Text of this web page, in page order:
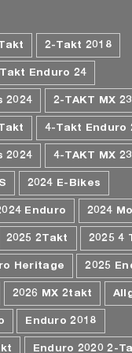
2-Takt 2018
Enduro 24
2024 2-TAKT MX 23
4-Takt Enduro
2024 4-TAKT MX 23
2024 E-Bikes
Enduro 2024
2025 2Takt 2025 4
Heritage 2025
2026 MX 2takt
Enduro 2018
Enduro 2020 2-